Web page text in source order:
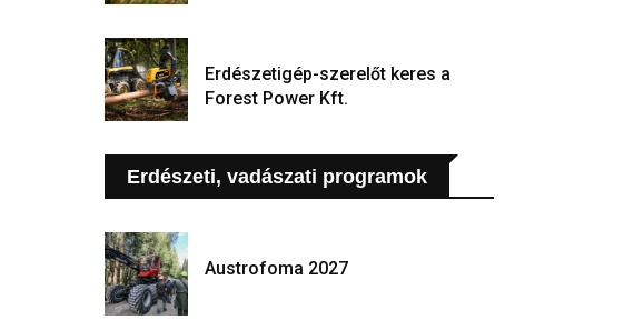
Erdészetigép-szerelőt keres a
Forest Power Kft.
Erdészeti, vadászati programok
Austrofoma 2027